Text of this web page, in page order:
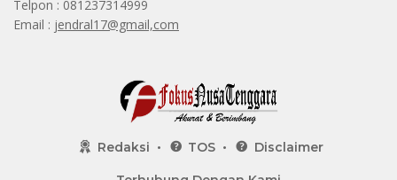
Telpon : 081237314999
Email : jendral17@gmail,com
Redaksi TOS Disclaimer